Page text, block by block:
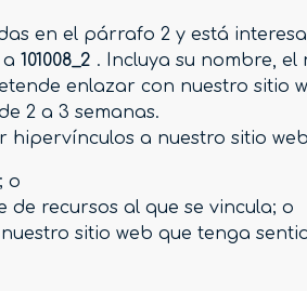
en el párrafo 2 y está
101008_2 . Incluya su nombre,
enlazar con nuestro sitio
2 a 3 semanas.
a nuestro sitio
o
recursos al que se vincula; o
sitio web que tenga